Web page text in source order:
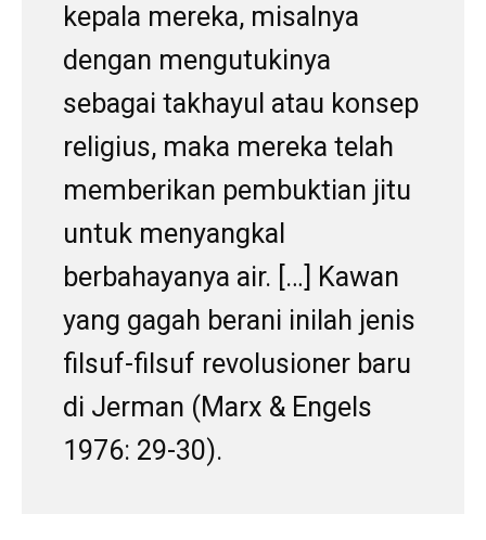
kepala mereka, misalnya
dengan mengutukinya
sebagai takhayul atau konsep
religius, maka mereka telah
memberikan pembuktian jitu
untuk menyangkal
berbahayanya air. […] Kawan
yang gagah berani inilah jenis
filsuf-filsuf revolusioner baru
di Jerman (Marx & Engels
1976: 29-30).